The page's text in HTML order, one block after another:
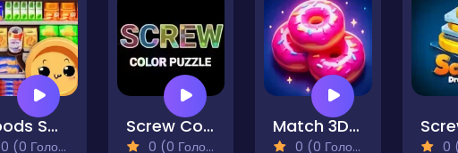
Goods Sort Puzzle
0 (0 Голосів)
Screw Color Puzzle
0 (0 Голосів)
Match 3D Puzzle Saga
0 (0 Голосів) 0